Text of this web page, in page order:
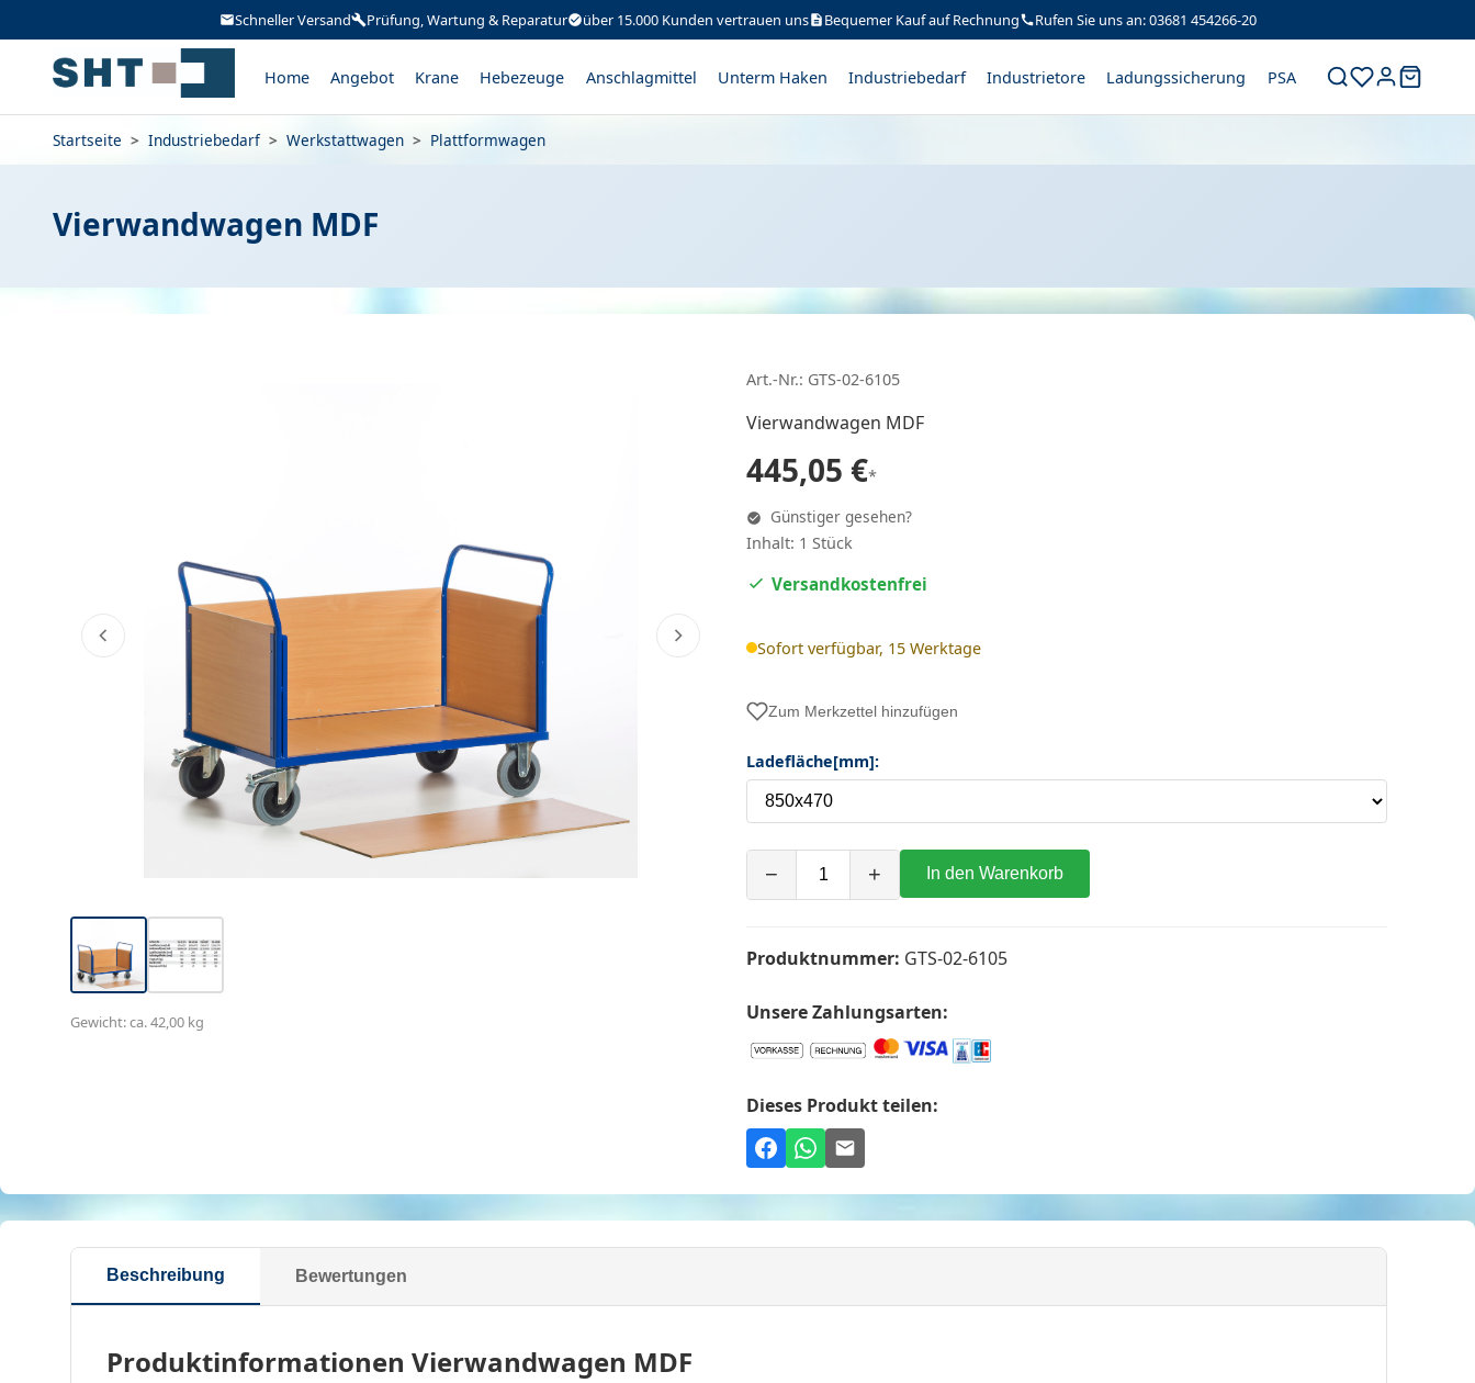
Schneller Versand Prüfung, Wartung & Reparatur über 15.000 Kunden vertrauen uns Bequemer Kauf auf Rechnung Rufen Sie uns an: 03681 454266-20
Home Angebot Krane Hebezeuge Anschlagmittel Unterm Haken Industriebedarf Industrietore Ladungssicherung PSA
Startseite > Industriebedarf > Werkstattwagen > Plattformwagen
Vierwandwagen MDF
Gewicht: ca. 42,00 kg
Art.-Nr.: GTS-02-6105
Vierwandwagen MDF
445,05 €*
Günstiger gesehen?
Inhalt: 1 Stück
Versandkostenfrei
Sofort verfügbar, 15 Werktage
Zum Merkzettel hinzufügen
Ladefläche[mm]:
− + In den Warenkorb
Produktnummer: GTS-02-6105
Unsere Zahlungsarten:
Dieses Produkt teilen:
Beschreibung Bewertungen
Produktinformationen Vierwandwagen MDF